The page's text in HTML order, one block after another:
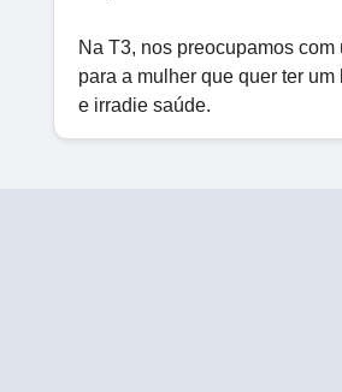
Na T3, nos preocupamos
para a mulher que quer ter
e irradie saúde.